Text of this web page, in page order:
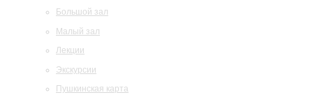
Большой зал
Малый зал
Лекции
Экскурсии
Пушкинская карта